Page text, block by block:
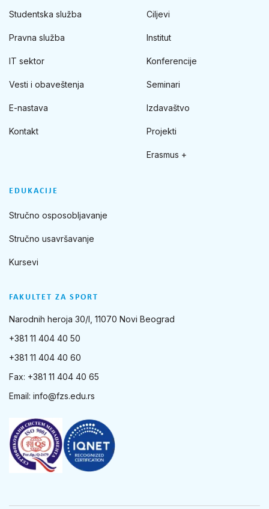
FAKULTET ZA SPORT
Narodnih heroja 30/I, 11070 Novi Beograd
+381 11 404 40 50
+381 11 404 40 60
Fax: +381 11 404 40 65
Email: info@fzs.edu.rs
Studentska služba
Pravna služba
IT sektor
Vesti i obaveštenja
E-nastava
Kontakt
Ciljevi
Institut
Konferencije
Seminari
Izdavaštvo
Projekti
Erasmus +
EDUKACIJE
Stručno osposobljavanje
Stručno usavršavanje
Kursevi